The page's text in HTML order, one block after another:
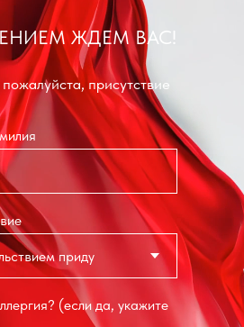
ЖДЕМ ВАС!
(если да, укажите
присутствие